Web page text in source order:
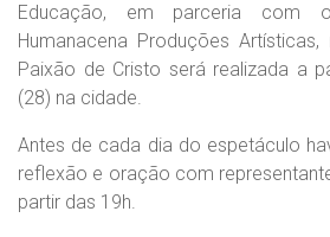
Educação, em parceria com
Humanacena Produções
Paixão de Cristo será realizada a
(28) na cidade.
Antes de cada dia do espetáculo
reflexão e oração com
partir das 19h.